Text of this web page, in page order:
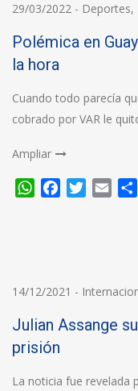
29/03/2022 - Deportes,
Polémica en
la hora
Cuando todo parecía
cobrado por VAR le
Ampliar
WhatsApp
FacebookTwitter
Email
14/12/2021 -
Julian Assange
prisión
La noticia fue revelada